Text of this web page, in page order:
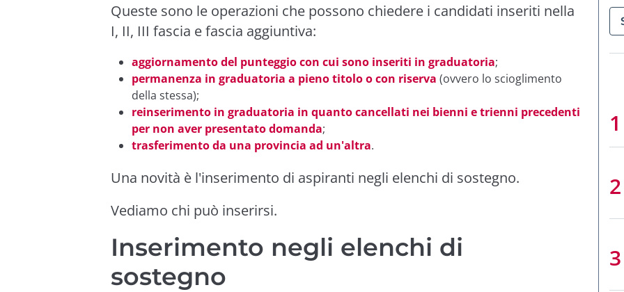
Queste sono le operazioni che possono chiedere i candidati inseriti nella
I, II, III fascia e fascia aggiuntiva:
aggiornamento del punteggio con cui sono inseriti in graduatoria;
permanenza in graduatoria a pieno titolo o con riserva (ovvero lo scioglimento
della stessa);
reinserimento in graduatoria in quanto cancellati nei bienni e trienni precedenti
per non aver presentato domanda;
trasferimento da una provincia ad un'altra.
Una novità è l'inserimento di aspiranti negli elenchi di sostegno.
Vediamo chi può inserirsi.
Inserimento negli elenchi di
sostegno